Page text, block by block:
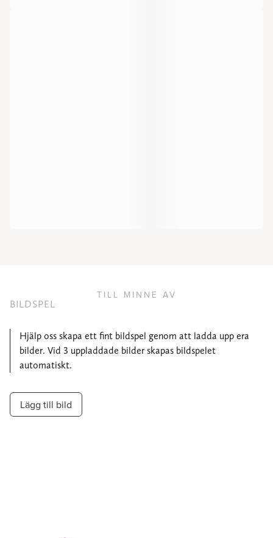
TILL MINNE AV
BILDSPEL
Hjälp oss skapa ett fint bildspel genom att ladda upp era
bilder. Vid 3 uppladdade bilder skapas bildspelet
automatiskt.
Lägg till bild